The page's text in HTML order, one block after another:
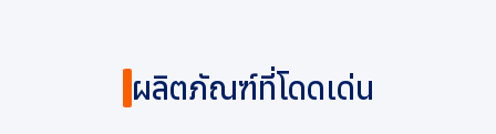
ผลิตภัณฑ์ที่โดดเด่น